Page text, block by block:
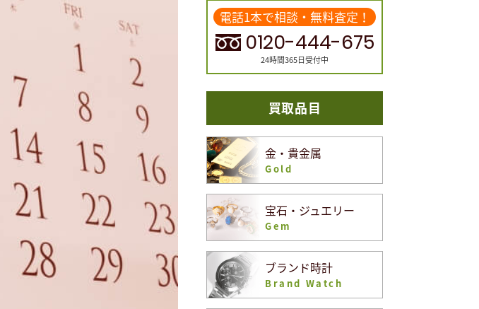
電話1本で相談・無料査定！
0120-444-675
24時間365日受付中
買取品目
金・貴金属
Gold
宝石・ジュエリー
Gem
ブランド時計
Brand Watch